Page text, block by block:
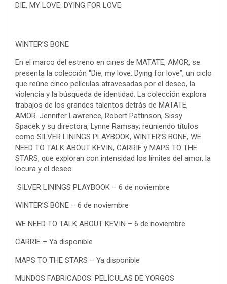
DIE, MY LOVE: DYING FOR LOVE
WINTER’S BONE
En el marco del estreno en cines de MATATE, AMOR, se
presenta la colección “Die, my love: Dying for love”, un ciclo
que reúne cinco películas atravesadas por el deseo, la
violencia y la búsqueda de identidad. La colección explora
trabajos de los grandes talentos detrás de MATATE,
AMOR. Jennifer Lawrence, Robert Pattinson, Sissy
Spacek y su directora, Lynne Ramsay; reuniendo títulos
como SILVER LININGS PLAYBOOK, WINTER’S BONE, WE
NEED TO TALK ABOUT KEVIN, CARRIE y MAPS TO THE
STARS, que exploran con intensidad los límites del amor, la
locura y el deseo.
SILVER LININGS PLAYBOOK – 6 de noviembre
WINTER’S BONE – 6 de noviembre
WE NEED TO TALK ABOUT KEVIN – 6 de noviembre
CARRIE – Ya disponible
MAPS TO THE STARS – Ya disponible
MUNDOS FABRICADOS: PELÍCULAS DE YORGOS